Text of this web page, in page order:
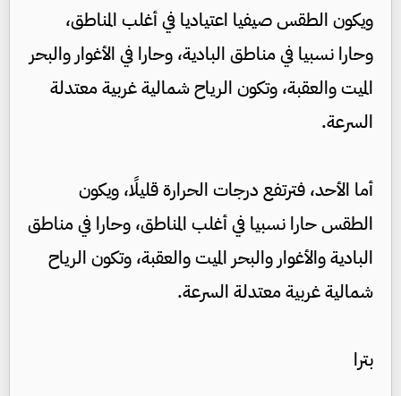
ويكون الطقس صيفيا اعتياديا في أغلب المناطق،
وحارا نسبيا في مناطق البادية، وحارا في الأغوار والبحر
الميت والعقبة، وتكون الرياح شمالية غربية معتدلة
السرعة.
أما الأحد، فترتفع درجات الحرارة قليلًا، ويكون
الطقس حارا نسبيا في أغلب المناطق، وحارا في مناطق
البادية والأغوار والبحر الميت والعقبة، وتكون الرياح
شمالية غربية معتدلة السرعة.
بترا